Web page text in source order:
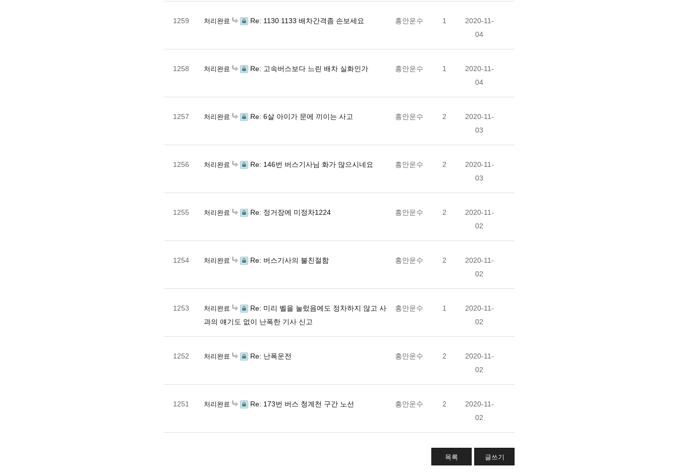
1259 처리완료 Re: 1130 1133 배차간격좀 손보세요 흥안운수 1
2020-11-
04
1258 처리완료 Re: 고속버스보다 느린 배차 실화인가 흥안운수 1
2020-11-
04
1257 처리완료 Re: 6살 아이가 문에 끼이는 사고 흥안운수 2
2020-11-
03
1256 처리완료 Re: 146번 버스기사님 화가 많으시네요 흥안운수 2
2020-11-
03
1255 처리완료 Re: 정거장에 미정차1224 흥안운수 2
2020-11-
02
1254 처리완료 Re: 버스기사의 불친절함 흥안운수 2
2020-11-
02
1253 처리완료
Re: 미리 벨을 눌렀음에도 정차하지 않고 사
과의 얘기도 없이 난폭한 기사 신고
흥안운수 1
2020-11-
02
1252 처리완료 Re: 난폭운전 흥안운수 2
2020-11-
02
1251 처리완료 Re: 173번 버스 청계천 구간 노선 흥안운수 2
2020-11-
02
목록 글쓰기